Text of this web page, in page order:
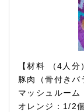
【材料 （4人分
豚肉（骨付き
マッシュルーム
オレンジ：1/2個